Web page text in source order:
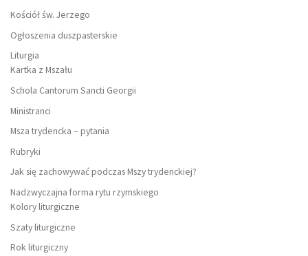
Kościół św. Jerzego
Ogłoszenia duszpasterskie
Liturgia
Kartka z Mszału
Schola Cantorum Sancti Georgii
Ministranci
Msza trydencka – pytania
Rubryki
Jak się zachowywać podczas Mszy trydenckiej?
Nadzwyczajna forma rytu rzymskiego
Kolory liturgiczne
Szaty liturgiczne
Rok liturgiczny